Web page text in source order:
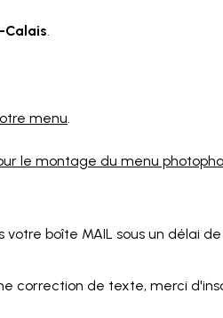
Calais.
menu.
le montage du menu
boîte MAIL sous un délai de
correction de texte, merci